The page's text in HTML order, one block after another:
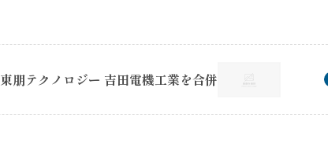
東朋テクノロジー 吉田電機工業を合併